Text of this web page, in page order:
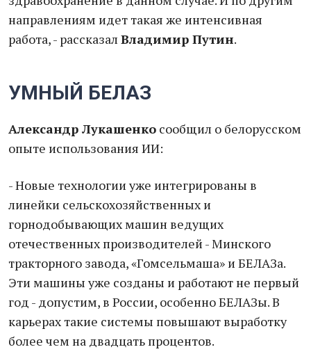
направлениям идет такая же интенсивная
работа, - рассказал Владимир Путин.
УМНЫЙ БЕЛАЗ
Александр Лукашенко сообщил о белорусском
опыте использования ИИ:
- Новые технологии уже интегрированы в
линейки сельскохозяйственных и
горнодобывающих машин ведущих
отечественных производителей - Минского
тракторного завода, «Гомсельмаша» и БЕЛАЗа.
Эти машины уже созданы и работают не первый
год - допустим, в России, особенно БЕЛАЗы. В
карьерах такие системы повышают выработку
более чем на двадцать процентов.